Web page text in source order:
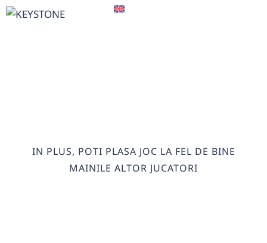
IN PLUS, POTI PLASA JOC LA FEL DE BINE
MAINILE ALTOR JUCATORI